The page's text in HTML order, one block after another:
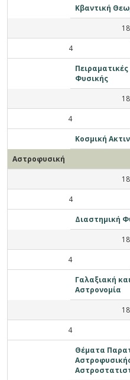
Κβαντική
4
Φυσικής
4
Κοσμική
Αστροφυσική
4
Διαστημική
4
Γαλαξιακή
Αστρονομία
4
Θέματα